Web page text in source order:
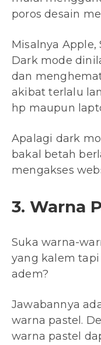
poros desain
Misalnya Apple,
Dark mode
dan
akibat terlalu
hp maupun
Apalagi dark
bakal betah
mengakses
3. Warna
Suka warna-
yang kalem
adem?
Jawabannya
warna pastel.
warna pastel